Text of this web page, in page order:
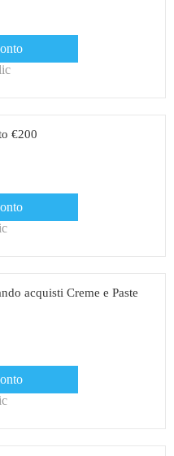
€200
acquisti Creme e Paste